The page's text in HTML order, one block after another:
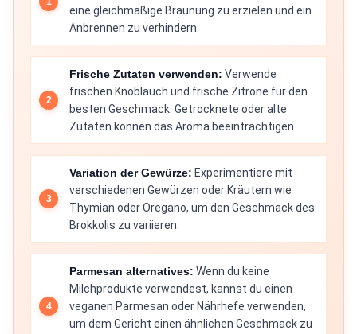
eine gleichmäßige Bräunung zu erzielen und ein
Anbrennen zu verhindern.
Frische Zutaten verwenden: Verwende
frischen Knoblauch und frische Zitrone für den
besten Geschmack. Getrocknete oder alte
Zutaten können das Aroma beeinträchtigen.
Variation der Gewürze: Experimentiere mit
verschiedenen Gewürzen oder Kräutern wie
Thymian oder Oregano, um den Geschmack des
Brokkolis zu variieren.
Parmesan alternatives: Wenn du keine
Milchprodukte verwendest, kannst du einen
veganen Parmesan oder Nährhefe verwenden,
um dem Gericht einen ähnlichen Geschmack zu